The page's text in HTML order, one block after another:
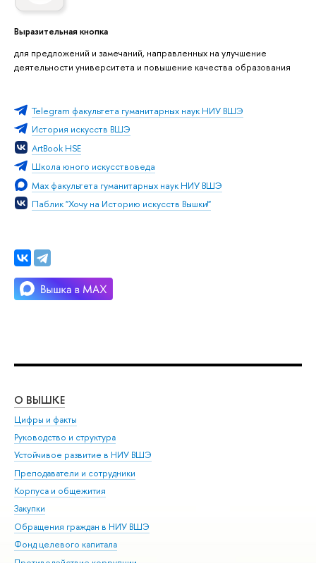
Выразительная кнопка
для предложений и замечаний, направленных на улучшение
деятельности университета и повышение качества образования
Telegram факультета гуманитарных наук НИУ ВШЭ
История искусств ВШЭ
ArtBook HSE
Школа юного искусствоведа
Max факультета гуманитарных наук НИУ ВШЭ
Паблик "Хочу на Историю искусств Вышки!"
О ВЫШКЕ
Цифры и факты
Руководство и структура
Устойчивое развитие в НИУ ВШЭ
Преподаватели и сотрудники
Корпуса и общежития
Закупки
Обращения граждан в НИУ ВШЭ
Фонд целевого капитала